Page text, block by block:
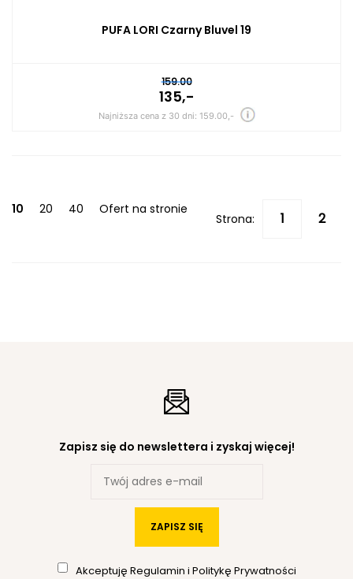
PUFA LORI Czarny Bluvel 19
159.00
135,-
Najniższa cena z 30 dni: 159.00,-
10 20 40 Ofert na stronie
Strona:
Zapisz się do newslettera i zyskaj więcej!
ZAPISZ SIĘ
Akceptuję Regulamin i Politykę Prywatności